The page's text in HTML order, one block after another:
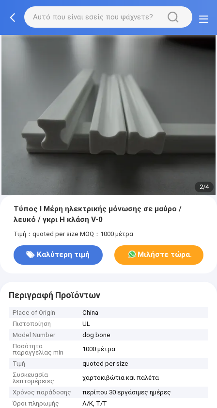
2/4
Τύπος Ι Μέρη ηλεκτρικής μόνωσης σε μαύρο /
λευκό / γκρι H κλάση V-0
Τιμή：quoted per size MOQ：1000 μέτρα
Καλύτερη τιμή Μιλήστε τώρα.
Περιγραφή Προϊόντων
Place of Origin
China
Πιστοποίηση
UL
Model Number
dog bone
Ποσότητα
παραγγελίας min
1000 μέτρα
Τιμή
quoted per size
Συσκευασία
λεπτομέρειες
χαρτοκιβώτια και παλέτα
Χρόνος παράδοσης
περίπου 30 εργάσιμες ημέρες
Όροι πληρωμής
Λ/Κ, Τ/Τ